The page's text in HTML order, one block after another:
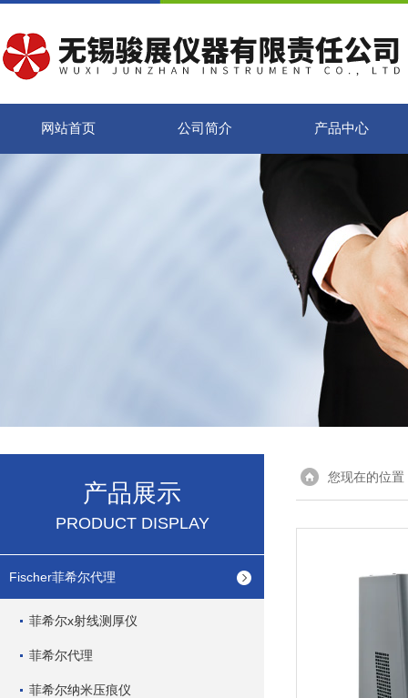
网站首页 公司简介 产品中心
产品展示
PRODUCT DISPLAY
Fischer菲希尔代理
菲希尔x射线测厚仪
菲希尔代理
菲希尔纳米压痕仪
您现在的位置